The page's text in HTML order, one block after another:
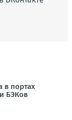
в портах
БЭКов